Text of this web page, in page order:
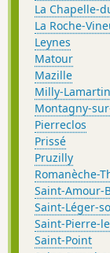
La Chapelle-
La Roche-
Leynes
Matour
Mazille
Milly-
Montagny-
Pierreclos
Prissé
Pruzilly
Romanèche-
Saint-Amour-
Saint-Léger-
Saint-Pierre-
Saint-Point